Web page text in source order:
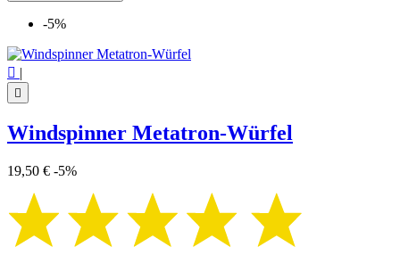
-5%
 |

Windspinner Metatron-Würfel
19,50 € -5%